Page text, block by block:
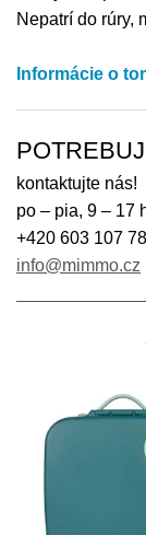
Nepatrí do rúry,
Informácie o
kontaktujte nás!
po – pia, 9 – 17
+420 603 107
info@mimmo.cz